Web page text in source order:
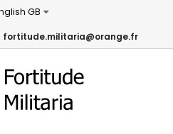
GB
fortitude.militaria@orange.fr